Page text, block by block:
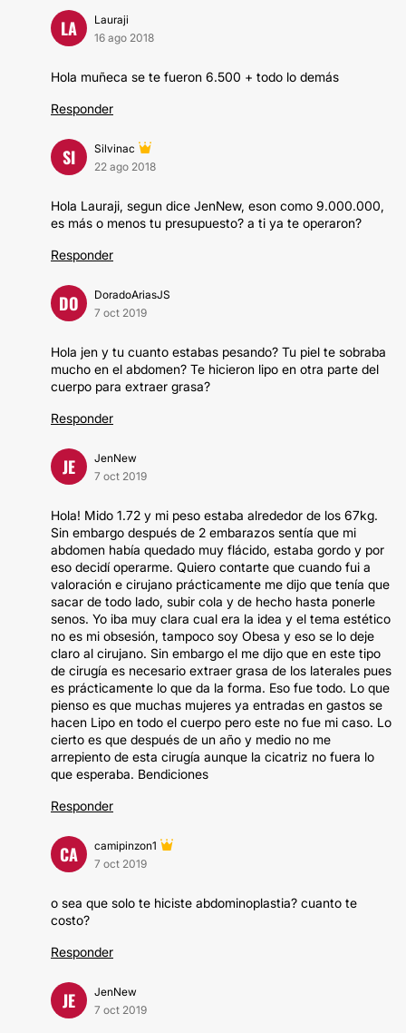
LA
Lauraji
16 ago 2018
Hola muñeca se te fueron 6.500 + todo lo demás
Responder
SI
Silvinac
22 ago 2018
Hola Lauraji, segun dice JenNew, eson como 9.000.000,
es más o menos tu presupuesto? a ti ya te operaron?
Responder
DO
DoradoAriasJS
7 oct 2019
Hola jen y tu cuanto estabas pesando? Tu piel te sobraba
mucho en el abdomen? Te hicieron lipo en otra parte del
cuerpo para extraer grasa?
Responder
JE
JenNew
7 oct 2019
Hola! Mido 1.72 y mi peso estaba alrededor de los 67kg.
Sin embargo después de 2 embarazos sentía que mi
abdomen había quedado muy flácido, estaba gordo y por
eso decidí operarme. Quiero contarte que cuando fui a
valoración e cirujano prácticamente me dijo que tenía que
sacar de todo lado, subir cola y de hecho hasta ponerle
senos. Yo iba muy clara cual era la idea y el tema estético
no es mi obsesión, tampoco soy Obesa y eso se lo deje
claro al cirujano. Sin embargo el me dijo que en este tipo
de cirugía es necesario extraer grasa de los laterales pues
es prácticamente lo que da la forma. Eso fue todo. Lo que
pienso es que muchas mujeres ya entradas en gastos se
hacen Lipo en todo el cuerpo pero este no fue mi caso. Lo
cierto es que después de un año y medio no me
arrepiento de esta cirugía aunque la cicatriz no fuera lo
que esperaba. Bendiciones
Responder
CA
camipinzon1
7 oct 2019
o sea que solo te hiciste abdominoplastia? cuanto te
costo?
Responder
JE
JenNew
7 oct 2019